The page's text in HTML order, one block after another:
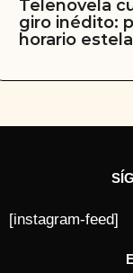
Telenovela
giro inédito:
horario
[instagram-feed]